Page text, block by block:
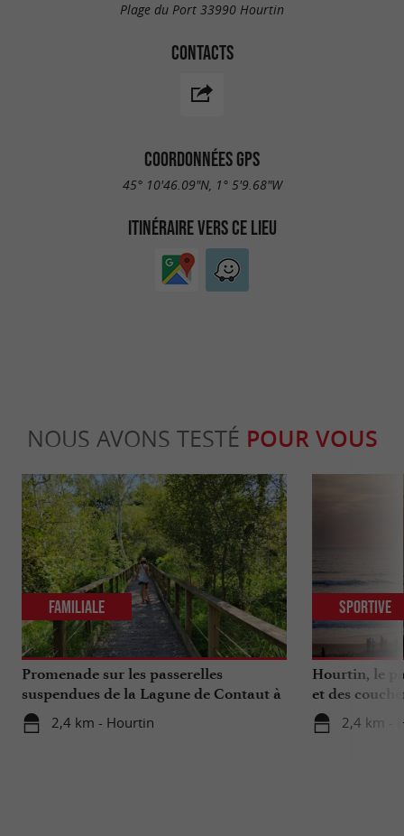
Plage du Port 33990 Hourtin
CONTACTS
COORDONNÉES GPS
45° 10'46.09"N, 1° 5'9.68"W
ITINÉRAIRE VERS CE LIEU
NOUS AVONS TESTÉ POUR VOUS
Promenade sur les passerelles
suspendues de la Lagune de Contaut à
Hourtin
2,4 km - Hourtin
Familiale
Hourtin, le
et des
2,4 km -
Sportive